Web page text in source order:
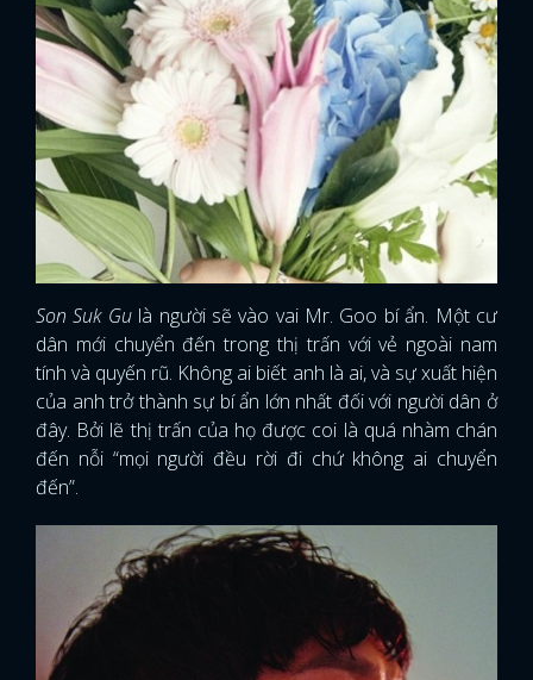
Son Suk Gulà người sẽ vào vai Mr. Goo bí ẩn. Một cư
dân mới chuyển đến trong thị trấn với vẻ ngoài nam
tính và quyến rũ. Không ai biết anh là ai, và sự xuất hiện
của anh trở thành sự bí ẩn lớn nhất đối với người dân ở
đây. Bởi lẽ thị trấn của họ được coi là quá nhàm chán
đến nỗi “mọi người đều rời đi chứ không ai chuyển
đến”.